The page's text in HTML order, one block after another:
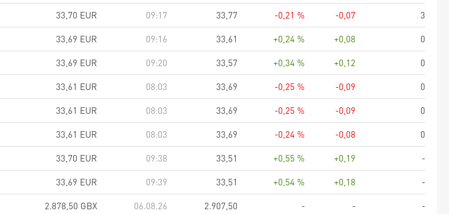
33,70 EUR 09:17 33,77 -0,21 % -0,07
3
33,69 EUR 09:16 33,61 +0,24 % +0,08
0
33,69 EUR 09:20 33,57 +0,34 % +0,12
0
33,61 EUR 08:03 33,69 -0,25 % -0,09
0
33,61 EUR 08:03 33,69 -0,25 % -0,09
0
33,61 EUR 08:03 33,69 -0,24 % -0,08
0
33,70 EUR 09:38 33,51 +0,55 % +0,19
-
33,69 EUR 09:39 33,51 +0,54 % +0,18
-
2.878,50 GBX 06.08.26 2.907,50 - -
-